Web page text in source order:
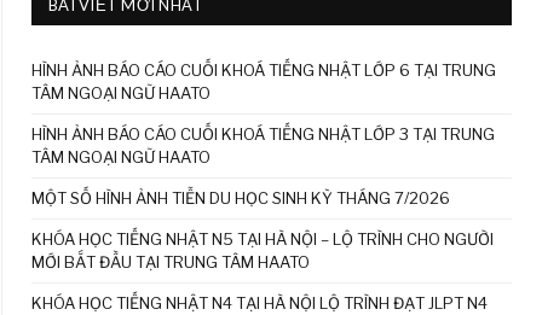
BÀI VIẾT MỚI NHẤT
HÌNH ẢNH BÁO CÁO CUỐI KHOÁ TIẾNG NHẬT LỚP 6 TẠI TRUNG
TÂM NGOẠI NGỮ HAATO
HÌNH ẢNH BÁO CÁO CUỐI KHOÁ TIẾNG NHẬT LỚP 3 TẠI TRUNG
TÂM NGOẠI NGỮ HAATO
MỘT SỐ HÌNH ẢNH TIỄN DU HỌC SINH KỲ THÁNG 7/2026
KHÓA HỌC TIẾNG NHẬT N5 TẠI HÀ NỘI – LỘ TRÌNH CHO NGƯỜI
MỚI BẮT ĐẦU TẠI TRUNG TÂM HAATO
KHÓA HỌC TIẾNG NHẬT N4 TẠI HÀ NỘI LỘ TRÌNH ĐẠT JLPT N4